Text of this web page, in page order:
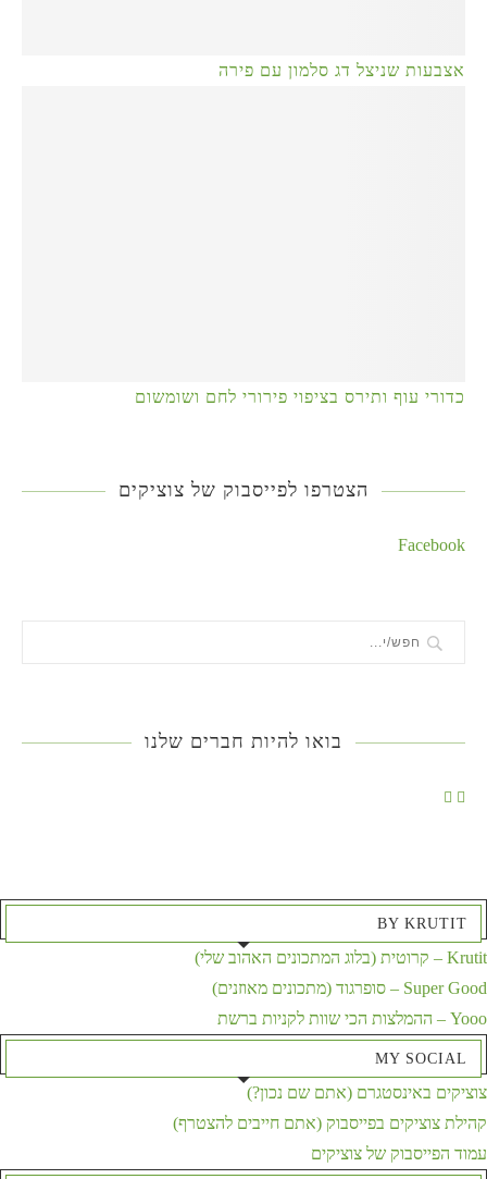
אצבעות שניצל דג סלמון עם פירה
כדורי עוף ותירס בציפוי פירורי לחם ושומשום
הצטרפו לפייסבוק של צוציקים
Facebook
בואו להיות חברים שלנו
BY KRUTIT
Krutit – קרוטית (בלוג המתכונים האהוב שלי)
Super Good – סופרגוד (מתכונים מאוזנים)
Yooo – ההמלצות הכי שוות לקניות ברשת
MY SOCIAL
צוציקים באינסטגרם (אתם שם נכון?)
קהילת צוציקים בפייסבוק (אתם חייבים להצטרף)
עמוד הפייסבוק של צוציקים